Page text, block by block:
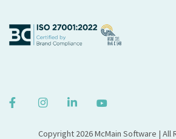
Copyright 2026 McMain Software | All